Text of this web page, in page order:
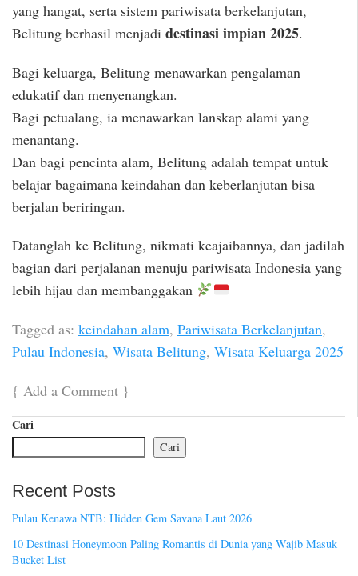
yang hangat, serta sistem pariwisata berkelanjutan,
Belitung berhasil menjadi destinasi impian 2025.
Bagi keluarga, Belitung menawarkan pengalaman
edukatif dan menyenangkan.
Bagi petualang, ia menawarkan lanskap alami yang
menantang.
Dan bagi pencinta alam, Belitung adalah tempat untuk
belajar bagaimana keindahan dan keberlanjutan bisa
berjalan beriringan.
Datanglah ke Belitung, nikmati keajaibannya, dan jadilah
bagian dari perjalanan menuju pariwisata Indonesia yang
lebih hijau dan membanggakan
Tagged as: keindahan alam, Pariwisata Berkelanjutan,
Pulau Indonesia, Wisata Belitung, Wisata Keluarga 2025
{ Add a Comment }
Cari
Cari
Recent Posts
Pulau Kenawa NTB: Hidden Gem Savana Laut 2026
10 Destinasi Honeymoon Paling Romantis di Dunia yang Wajib Masuk
Bucket List